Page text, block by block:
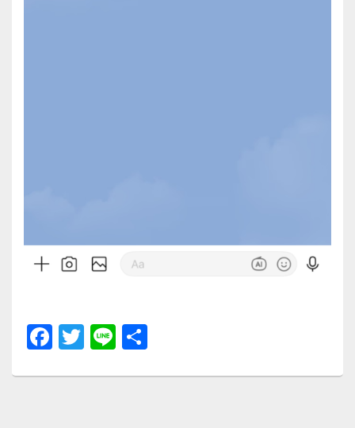
F
a
c
T
wi
tt
Li
n
e